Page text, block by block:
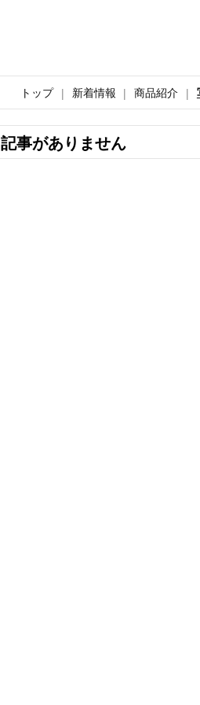
トップ 新着情報 商品紹介
記事がありません